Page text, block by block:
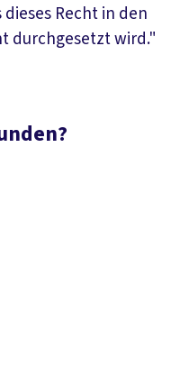
Recht in den
durchgesetzt wird."